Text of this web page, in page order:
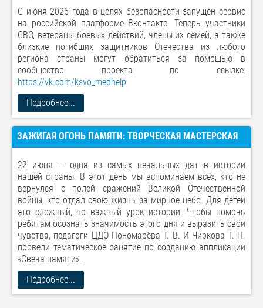
С июня 2026 года в целях безопасности запущен сервис
на российской платформе Вконтакте. Теперь участники
СВО, ветераны боевых действий, члены их семей, а также
близкие погибших защитников Отечества из любого
региона страны могут обратиться за помощью в
сообщество проекта по ссылке:
https://vk.com/ksvo_medhelp
Подробнее...
ЗАЖИГАЯ ОГОНЬ ПАМЯТИ: ТВОРЧЕСКАЯ МАСТЕРСКАЯ
22 июня — одна из самых печальных дат в истории
нашей страны. В этот день мы вспоминаем всех, кто не
вернулся с полей сражений Великой Отечественной
войны, кто отдал свою жизнь за мирное небо. Для детей
это сложный, но важный урок истории. Чтобы помочь
ребятам осознать значимость этого дня и выразить свои
чувства, педагоги ЦДО Пономарёва Т. В. И Чиркова Т. Н.
провели тематическое занятие по созданию аппликации
«Свеча памяти».
Подробнее...